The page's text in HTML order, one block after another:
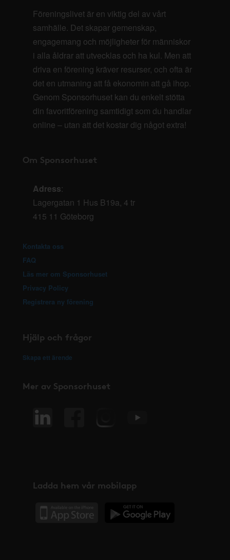
Föreningslivet är en viktig del av vårt
samhälle. Det skapar gemenskap,
engagemang och möjligheter för människor
i alla åldrar att utvecklas och ha kul. Men att
driva en förening kräver resurser, och ofta är
det en utmaning att få ekonomin att gå ihop.
Genom Sponsorhuset kan du enkelt stötta
din favoritförening samtidigt som du handlar
online – utan att det kostar dig något extra!
Om Sponsorhuset
Adress:
Lagergatan 1 Hus B19a, 4 tr
415 11 Göteborg
Kontakta oss
FAQ
Läs mer om Sponsorhuset
Privacy Policy
Registrera ny förening
Hjälp och frågor
Skapa ett ärende
Mer av Sponsorhuset
Ladda hem vår mobilapp